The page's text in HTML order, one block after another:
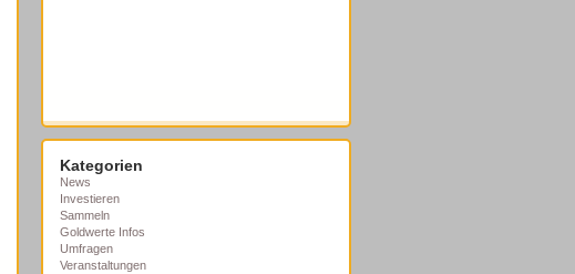
Kategorien
News
Investieren
Sammeln
Goldwerte Infos
Umfragen
Veranstaltungen